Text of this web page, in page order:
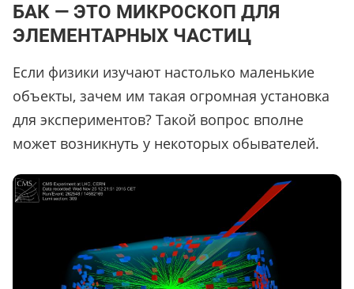
БАК — ЭТО МИКРОСКОП ДЛЯ
ЭЛЕМЕНТАРНЫХ ЧАСТИЦ
Если физики изучают настолько маленькие
объекты, зачем им такая огромная установка
для экспериментов? Такой вопрос вполне
может возникнуть у некоторых обывателей.